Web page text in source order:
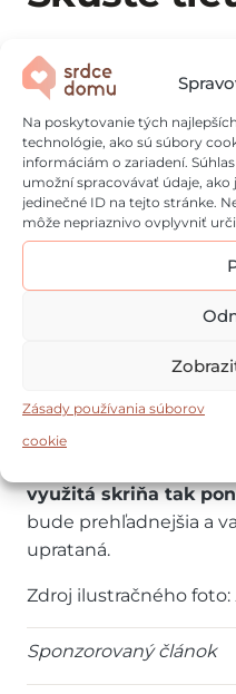
Na poskytovanie tých
technológie, ako sú súbory
informáciám o zariadení.
umožní spracovávať údaje, ako
jedinečné ID na tejto stránke.
môže nepriaznivo ovplyvniť
Zásady používania súborov
cookie
Ak chcete zo skrine v
potrebujete
riešenia .Začnite tým,
už nenosíte ani inak
miesto a zjednodušíte
vertikálny priestor v
ďalšie police,
kúpte viacnásobné
môžu byť v
zaberajú
ideálnym miestom pre
kabelky alebo
využitá skriňa tak
bude prehľadnejšia a
uprataná.
Zdroj ilustračného foto:
Sponzorovaný článok